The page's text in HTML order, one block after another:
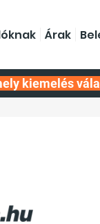
Árak
kiemelés